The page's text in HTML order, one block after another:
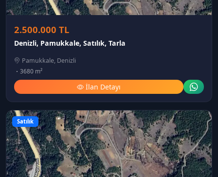
2.500.000 TL
Denizli, Pamukkale, Satılık, Tarla
Pamukkale, Denizli
3680 m²
İlan Detayı
Satılık